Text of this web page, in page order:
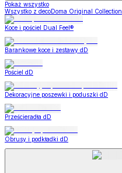
Pokaż wszystko
Wszystko z decoDoma Original Collection
Koce i pościel Dual Feel®
Barankowe koce i zestawy dD
Pościel dD
Dekoracyjne poszewki i poduszki dD
Prześcieradła dD
Obrusy i podkładki dD